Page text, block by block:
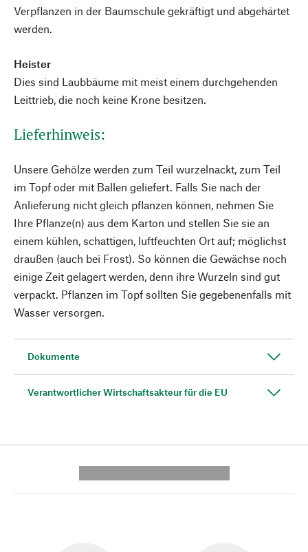
Verpflanzen in der Baumschule gekräftigt und abgehärtet
werden.
Heister
Dies sind Laubbäume mit meist einem durchgehenden
Leittrieb, die noch keine Krone besitzen.
Lieferhinweis:
Unsere Gehölze werden zum Teil wurzelnackt, zum Teil
im Topf oder mit Ballen geliefert. Falls Sie nach der
Anlieferung nicht gleich pflanzen können, nehmen Sie
Ihre Pflanze(n) aus dem Karton und stellen Sie sie an
einem kühlen, schattigen, luftfeuchten Ort auf; möglichst
draußen (auch bei Frost). So können die Gewächse noch
einige Zeit gelagert werden, denn ihre Wurzeln sind gut
verpackt. Pflanzen im Topf sollten Sie gegebenenfalls mit
Wasser versorgen.
Dokumente
Verantwortlicher Wirtschaftsakteur für die EU